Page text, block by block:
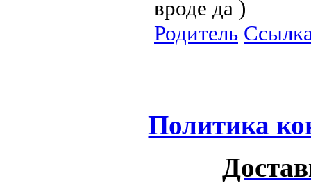
вроде да )
Родитель
Политика